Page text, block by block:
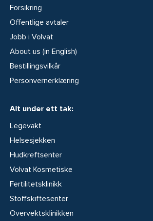
Forsikring
Offentlige avtaler
Jobb i Volvat
About us (in English)
Bestillingsvilkår
Personvernerklæring
Alt under ett tak:
Legevakt
Helsesjekken
Hudkreftsenter
Volvat Kosmetiske
Fertilitetsklinikk
Stoffskiftesenter
Overvektsklinikken